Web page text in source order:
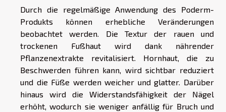
Durch die regelmäßige Anwendung des Poderm-
Produkts können erhebliche Veränderungen
beobachtet werden. Die Textur der rauen und
trockenen Fußhaut wird dank nährender
Pflanzenextrakte revitalisiert. Hornhaut, die zu
Beschwerden führen kann, wird sichtbar reduziert
und die Füße werden weicher und glatter. Darüber
hinaus wird die Widerstandsfähigkeit der Nägel
erhöht, wodurch sie weniger anfällig für Bruch und